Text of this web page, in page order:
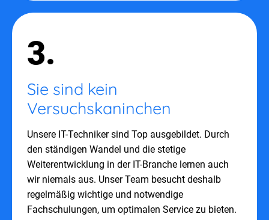
3.
Sie sind kein
Versuchskaninchen
Unsere IT-Techniker sind Top ausgebildet. Durch
den ständigen Wandel und die stetige
Weiterentwicklung in der IT-Branche lernen auch
wir niemals aus. Unser Team besucht deshalb
regelmäßig wichtige und notwendige
Fachschulungen, um optimalen Service zu bieten.